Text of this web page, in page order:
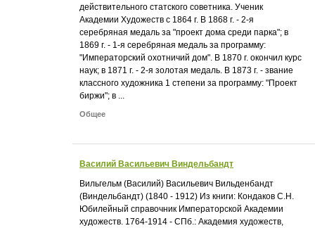
действительного статского советника. Ученик
Академии Художеств с 1864 г. В 1868 г. - 2-я
серебряная медаль за "проект дома среди парка"; в
1869 г. - 1-я серебряная медаль за программу:
"Императорский охотничий дом". В 1870 г. окончил курс
наук; в 1871 г. - 2-я золотая медаль. В 1873 г. - звание
классного художника 1 степени за программу: "Проект
биржи"; в ...
Общее
Василий Васильевич Виндельбандт
Вильгельм (Василий) Васильевич Вильденбандт
(Виндельбандт) (1840 - 1912) Из книги: Кондаков С.Н.
Юбилейный справочник Императорской Академии
художеств. 1764-1914 - СПб.: Академия художеств,